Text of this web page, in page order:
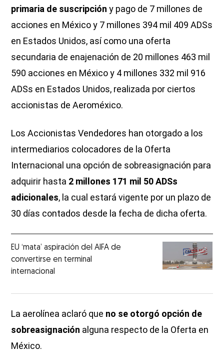
primaria de suscripción y pago de 7 millones de
acciones en México y 7 millones 394 mil 409 ADSs
en Estados Unidos, así como una oferta
secundaria de enajenación de 20 millones 463 mil
590 acciones en México y 4 millones 332 mil 916
ADSs en Estados Unidos, realizada por ciertos
accionistas de Aeroméxico.
Los Accionistas Vendedores han otorgado a los
intermediarios colocadores de la Oferta
Internacional una opción de sobreasignación para
adquirir hasta 2 millones 171 mil 50 ADSs
adicionales, la cual estará vigente por un plazo de
30 días contados desde la fecha de dicha oferta.
EU ‘mata’ aspiración del AIFA de
convertirse en terminal
internacional
La aerolínea aclaró que no se otorgó opción de
sobreasignación alguna respecto de la Oferta en
México.